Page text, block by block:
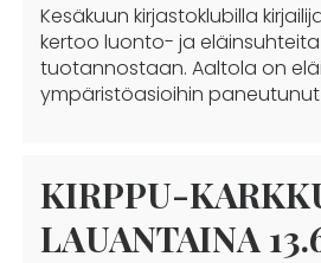
Kesäkuun kirjastoklubilla
kertoo luonto- ja
tuotannostaan. Aaltola on
ympäristöasioihin
KIRPPU-
LAUANTAINA